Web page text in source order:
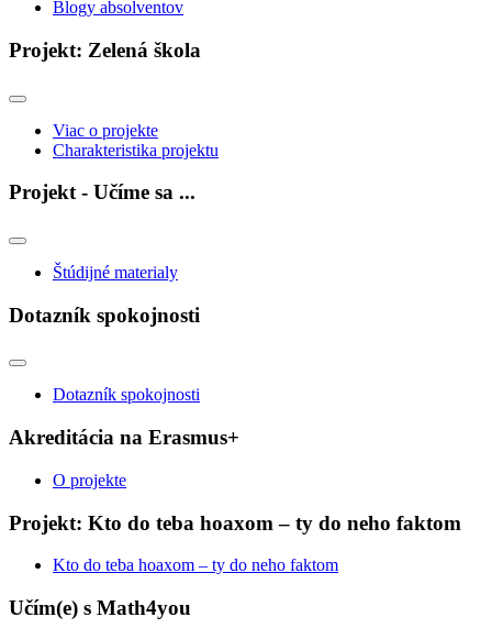
Blogy absolventov
Projekt: Zelená škola
Viac o projekte
Charakteristika projektu
Projekt - Učíme sa ...
Štúdijné materialy
Dotazník spokojnosti
Dotazník spokojnosti
Akreditácia na Erasmus+
O projekte
Projekt: Kto do teba hoaxom – ty do neho faktom
Kto do teba hoaxom – ty do neho faktom
Učím(e) s Math4you